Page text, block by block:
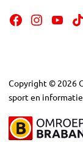
Copyright © 2026
sport en